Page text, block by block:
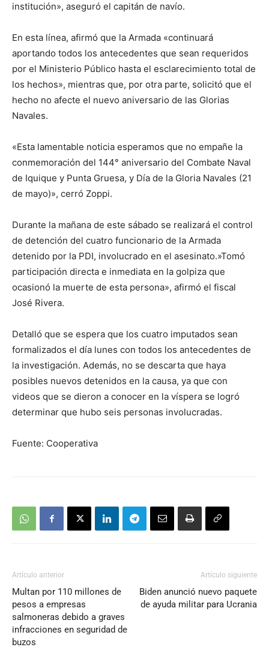
institución», aseguró el capitán de navío.
En esta línea, afirmó que la Armada «continuará
aportando todos los antecedentes que sean requeridos
por el Ministerio Público hasta el esclarecimiento total de
los hechos», mientras que, por otra parte, solicitó que el
hecho no afecte el nuevo aniversario de las Glorias
Navales.
«Esta lamentable noticia esperamos que no empañe la
conmemoración del 144° aniversario del Combate Naval
de Iquique y Punta Gruesa, y Día de la Gloria Navales (21
de mayo)», cerró Zoppi.
Durante la mañana de este sábado se realizará el control
de detención del cuatro funcionario de la Armada
detenido por la PDI, involucrado en el asesinato.»Tomó
participación directa e inmediata en la golpiza que
ocasionó la muerte de esta persona», afirmó el fiscal
José Rivera.
Detalló que se espera que los cuatro imputados sean
formalizados el día lunes con todos los antecedentes de
la investigación. Además, no se descarta que haya
posibles nuevos detenidos en la causa, ya que con
videos que se dieron a conocer en la víspera se logró
determinar que hubo seis personas involucradas.
Fuente: Cooperativa
Artículo anterior
Multan por 110 millones de
pesos a empresas
salmoneras debido a graves
infracciones en seguridad de
buzos
Artículo siguiente
Biden anunció nuevo paquete
de ayuda militar para Ucrania